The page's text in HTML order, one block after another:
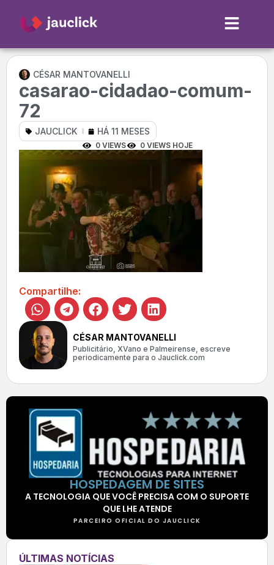
CÉSAR MANTOVANELLI
casarao-cidadao-comum-
72
JAUCLICK HÁ 11 MESES
0 VIEWS 0 VIEWS HOJE
Compartilhe:
CÉSAR MANTOVANELLI
Publicitário, XVano e Palmeirense, escreve
periodicamente para o Jauclick.com
HOSPEDAGEM DE SITES
A TECNOLOGIA QUE VOCÊ PRECISA COM O SUPORTE
QUE LHE ATENDE
PARCEIRO OFICIAL DO JAUCLICK
ÚLTIMAS NOTÍCIAS